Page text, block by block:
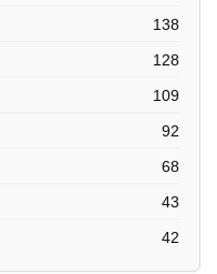
138
128
109
92
68
43
42